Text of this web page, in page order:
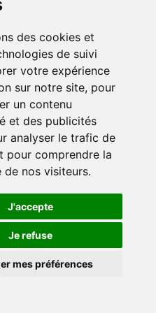
des cookies et
de suivi
votre expérience
sur notre site, pour
un contenu
et des publicités
analyser le trafic de
pour comprendre la
de nos visiteurs.
J'accepte
Je refuse
mes préférences